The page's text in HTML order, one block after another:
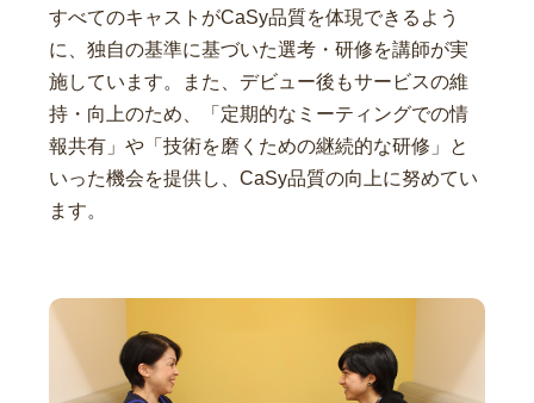
すべてのキャストがCaSy品質を体現できるよう
に、独自の基準に基づいた選考・研修を講師が実
施しています。また、デビュー後もサービスの維
持・向上のため、「定期的なミーティングでの情
報共有」や「技術を磨くための継続的な研修」と
いった機会を提供し、CaSy品質の向上に努めてい
ます。